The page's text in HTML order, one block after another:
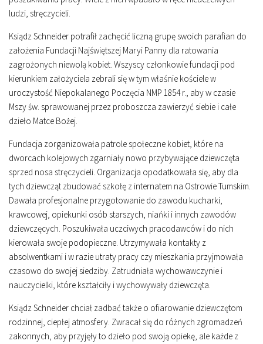
ludzi, stręczycieli.
Ksiądz Schneider potrafił zachęcić liczną grupę swoich parafian do
założenia Fundacji Najświętszej Maryi Panny dla ratowania
zagrożonych niewolą kobiet. Wszyscy członkowie fundacji pod
kierunkiem założyciela zebrali się w tym właśnie kościele w
uroczystość Niepokalanego Poczęcia NMP 1854 r., aby w czasie
Mszy św. sprawowanej przez proboszcza zawierzyć siebie i całe
dzieło Matce Bożej.
Fundacja zorganizowała patrole społeczne kobiet, które na
dworcach kolejowych zgarniały nowo przybywające dziewczęta
sprzed nosa stręczycieli. Organizacja opodatkowała się, aby dla
tych dziewcząt zbudować szkołę z internatem na Ostrowie Tumskim.
Dawała profesjonalne przygotowanie do zawodu kucharki,
krawcowej, opiekunki osób starszych, niańki i innych zawodów
dziewczęcych. Poszukiwała uczciwych pracodawców i do nich
kierowała swoje podopieczne. Utrzymywała kontakty z
absolwentkami i w razie utraty pracy czy mieszkania przyjmowała
czasowo do swojej siedziby. Zatrudniała wychowawczynie i
nauczycielki, które kształciły i wychowywały dziewczęta.
Ksiądz Schneider chciał zadbać także o ofiarowanie dziewczętom
rodzinnej, ciepłej atmosfery. Zwracał się do różnych zgromadzeń
zakonnych, aby przyjęły to dzieło pod swoją opiekę, ale każde z